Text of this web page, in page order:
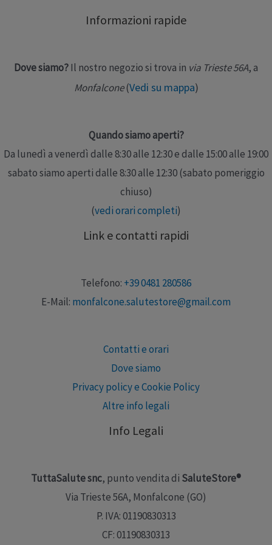
Leggi altro »
Informazioni rapide
Dove siamo?Il nostro negozio si trova in via Trieste 56A, a
Monfalcone(Vedi su mappa)
Quando siamo aperti?
Da lunedì a venerdì dalle 8:30 alle 12:30 e dalle 15:00 alle 19:00
sabato siamo aperti dalle 8:30 alle 12:30 (sabato pomeriggio
chiuso)
(vedi orari completi)
Link e contatti rapidi
Telefono: +39 0481 280586
E-Mail: monfalcone.salutestore@gmail.com
Contatti e orari
Dove siamo
Privacy policy e Cookie Policy
Altre info legali
Info Legali
TuttaSalute snc, punto vendita di SaluteStore®
Via Trieste 56A, Monfalcone (GO)
P. IVA: 01190830313
CF: 01190830313